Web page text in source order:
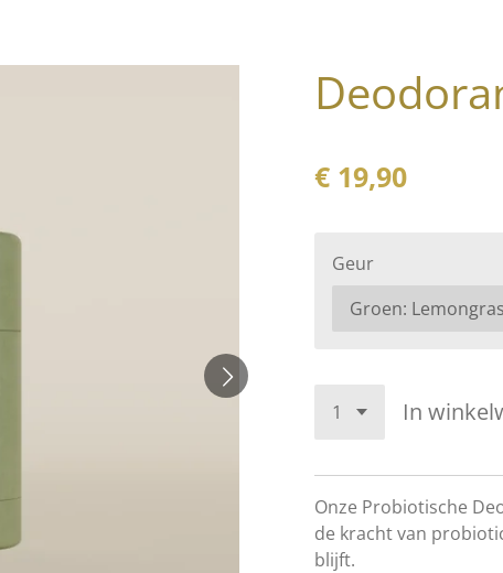
€ 19,90
Geur
In
Onze Probiotische
de kracht van
blijft.